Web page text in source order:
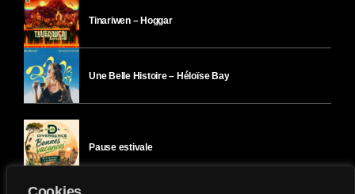
Tinariwen – Hoggar
Une Belle Histoire – Héloïse Bay
Pause estivale